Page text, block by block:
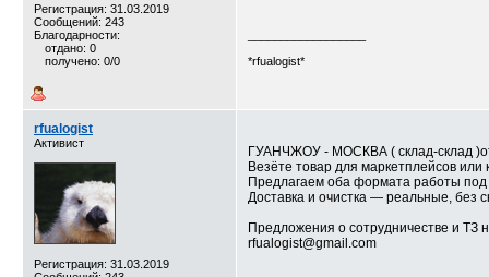
Регистрация: 31.03.2019
Сообщений: 243
Благодарности:
отдано: 0
получено: 0/0
*rfualogist*
rfualogist
Активист
Регистрация: 31.03.2019
ГУАНЧЖОУ - МОСКВА ( склад-склад
Везёте товар для маркетплейсов
Предлагаем оба формата работы
Доставка и очистка — реальные, без
Предложения о сотрудничестве и ТЗ
rfualogist@gmail.com